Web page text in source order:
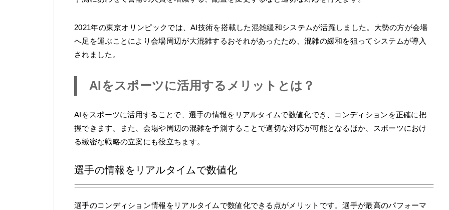
2021年の東京オリンピックでは、AI技術を搭載した混雑緩和システムが活躍しました。大勢の方が会場
へ足を運ぶことにより会場周辺が大混雑するおそれがあったため、混雑の緩和を狙ってシステムが導入
されました。
AIをスポーツに活用するメリットとは？
AIをスポーツに活用することで、選手の情報をリアルタイムで数値化でき、コンディションを正確に把
握できます。また、会場や周辺の混雑を予測することで適切な対応が可能となるほか、スポーツにおけ
る緻密な戦略の立案にも役立ちます。
選手の情報をリアルタイムで数値化
選手のコンディション情報をリアルタイムで数値化できる点がメリットです。選手が最高のパフォーマ